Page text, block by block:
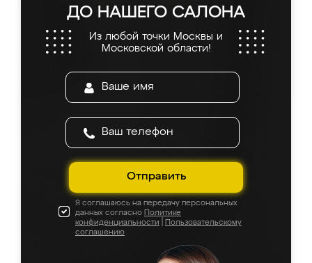
ДО НАШЕГО САЛОНА
Из любой точки Москвы и
Московской области!
Отправить
Я соглашаюсь на передачу персональных
данных согласно Политике
конфиденциальности
Пользовательскому
соглашению